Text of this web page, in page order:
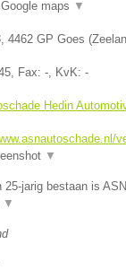
Google maps ▼
, 4462 GP Goes (
, Fax: -, KvK: -
Hedin
▼
25-jarig bestaan is
▼